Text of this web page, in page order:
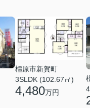
橿原市新賀町
3SLDK (102.67㎡)
4,480万円